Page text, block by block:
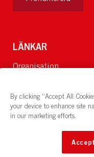
LÄNKAR
Organisation
Lediga jobb
Nyheter och pressrum
Restaurang och
By clicking “Accept All
your device to enhance site
in our marketing efforts.